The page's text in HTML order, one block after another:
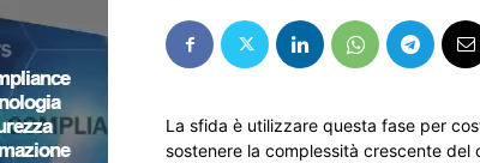
La sfida è utilizzare questa fase per
sostenere la complessità crescente del